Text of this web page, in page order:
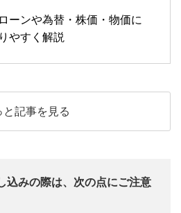
ーンや為替・株価・物価に
やすく解説
と記事を見る
込みの際は、次の点にご注意